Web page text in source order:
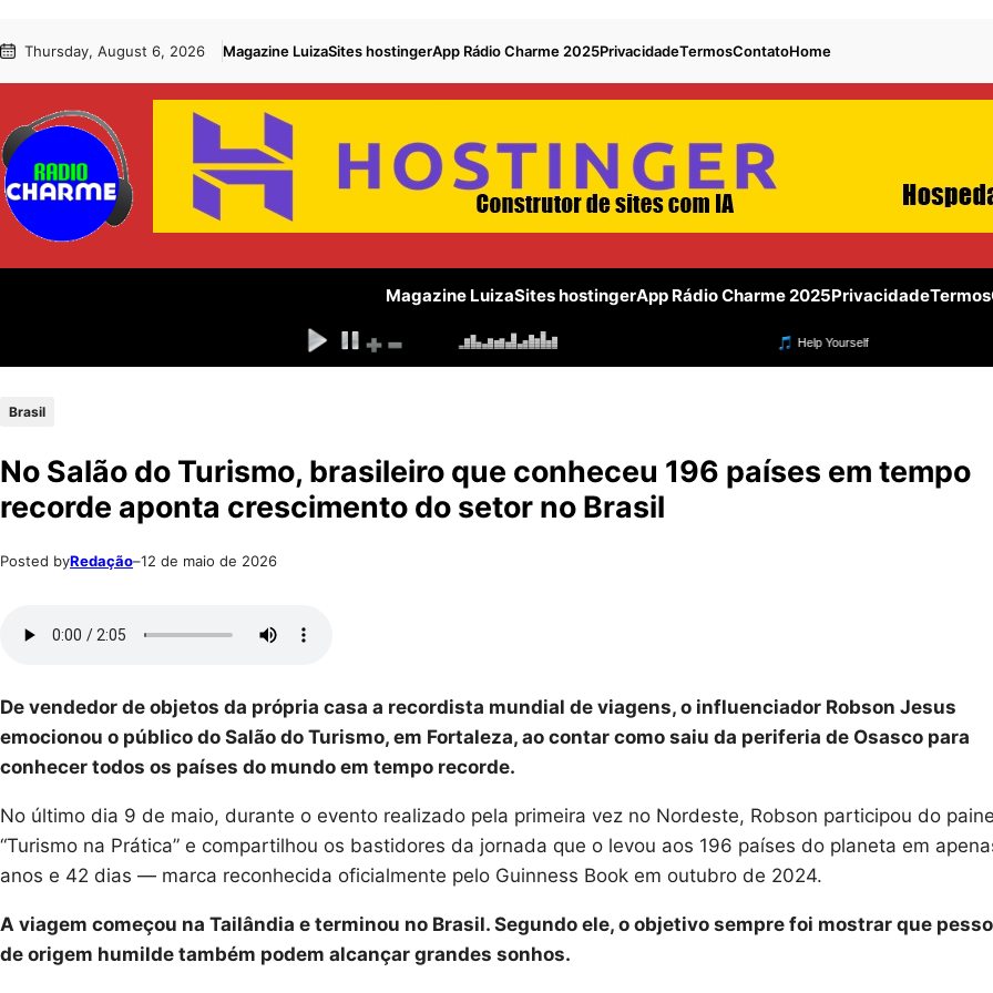
para
conteúdo
to Thursday, August 6, 2026 Magazine LuizaSites hostingerApp Rádio Charme 2025PrivacidadeTermosContatoHome
Magazine LuizaSites hostingerApp Rádio Charme 2025PrivacidadeTermos
Brasil
No Salão do Turismo, brasileiro que conheceu 196 países em tempo
recorde aponta crescimento do setor no Brasil
Posted byRedação–12 de maio de 2026
De vendedor de objetos da própria casa a recordista mundial de viagens, o influenciador Robson Jesus
emocionou o público do Salão do Turismo, em Fortaleza, ao contar como saiu da periferia de Osasco para
conhecer todos os países do mundo em tempo recorde.
No último dia 9 de maio, durante o evento realizado pela primeira vez no Nordeste, Robson participou do
“Turismo na Prática” e compartilhou os bastidores da jornada que o levou aos 196 países do planeta em
anos e 42 dias — marca reconhecida oficialmente pelo Guinness Book em outubro de 2024.
A viagem começou na Tailândia e terminou no Brasil. Segundo ele, o objetivo sempre foi mostrar que
de origem humilde também podem alcançar grandes sonhos.